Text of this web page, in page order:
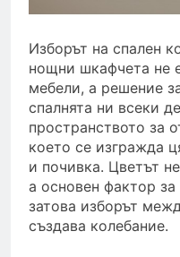
Изборът на спален
нощни шкафчета не
мебели, а решение
спалнята ни всеки
пространството за
което се изгражда
и почивка. Цветът
а основен фактор
затова изборът
създава колебание.